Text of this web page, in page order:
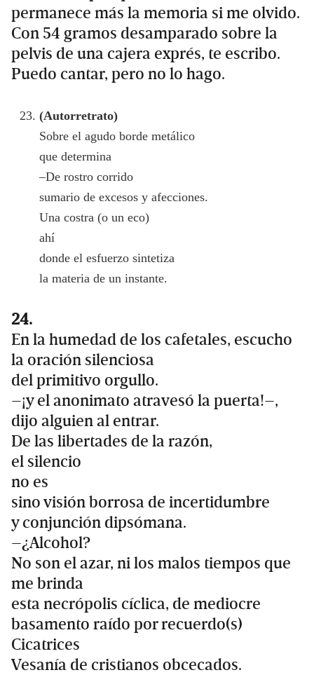
permanece más la memoria si me olvido.
Con 54 gramos desamparado sobre la
pelvis de una cajera exprés, te escribo.
Puedo cantar, pero no lo hago.
(Autorretrato)
Sobre el agudo borde metálico
que determina
–De rostro corrido
sumario de excesos y afecciones.
Una costra (o un eco)
ahí
donde el esfuerzo sintetiza
la materia de un instante.
24.
En la humedad de los cafetales, escucho
la oración silenciosa
del primitivo orgullo.
–¡y el anonimato atravesó la puerta!–,
dijo alguien al entrar.
De las libertades de la razón,
el silencio
no es
sino visión borrosa de incertidumbre
y conjunción dipsómana.
–¿Alcohol?
No son el azar, ni los malos tiempos que
me brinda
esta necrópolis cíclica, de mediocre
basamento raído por recuerdo(s)
Cicatrices
Vesanía de cristianos obcecados.